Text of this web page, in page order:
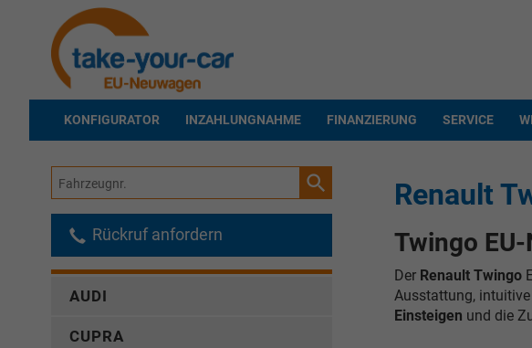
KONFIGURATOR INZAHLUNGNAHME FINANZIERUNG SERVICE
Renault
Twingo
DerRenault Twingo
Ausstattung,
Einsteigen und die
Fahrzeugnr.
Rückruf anfordern
AUDI
CUPRA